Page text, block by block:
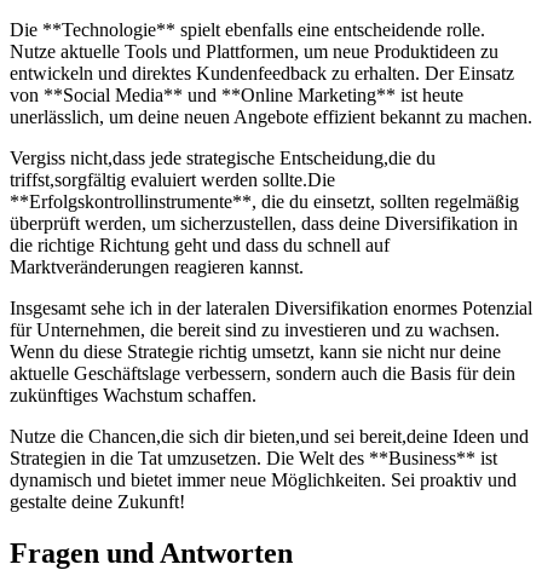
Die **Technologie** spielt ebenfalls‌ eine⁣ entscheidende rolle.
⁢Nutze aktuelle‍ Tools und Plattformen, um neue Produktideen zu
⁣entwickeln ⁣und ‌direktes Kundenfeedback zu‍ erhalten. Der Einsatz
von **Social Media** und **Online Marketing** ist heute ​
unerlässlich, um deine ⁣neuen Angebote ⁢effizient bekannt zu machen.
Vergiss nicht,dass ⁣jede⁢ strategische​ Entscheidung,die​ du
‍triffst,sorgfältig evaluiert ⁣werden sollte.Die⁤
**Erfolgskontrollinstrumente**, die du einsetzt,‍ sollten ​regelmäßig
überprüft‍ werden, um sicherzustellen, dass⁤ deine Diversifikation in ​
die​ richtige Richtung geht und dass ​du schnell auf
Marktveränderungen reagieren kannst.
Insgesamt⁢ sehe ich in der⁣ lateralen ⁣Diversifikation enormes ⁤Potenzial
für Unternehmen, die bereit ‌sind zu investieren und ⁢zu wachsen.‍
Wenn du diese Strategie richtig‌ umsetzt, kann sie​ nicht nur deine
aktuelle Geschäftslage ‍verbessern, ⁢sondern auch die Basis für‍ dein
zukünftiges Wachstum schaffen.
Nutze die Chancen,die sich⁣ dir bieten,und sei ‌bereit,deine⁣ Ideen und
⁣Strategien in die Tat umzusetzen. Die‍ Welt des **Business** ist
dynamisch und ⁢bietet immer neue ⁢Möglichkeiten. Sei proaktiv und
⁣gestalte deine Zukunft!
Fragen und Antworten